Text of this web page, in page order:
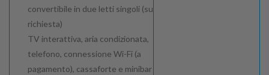
convertibile in due letti singoli (su
richiesta)
TV interattiva, aria condizionata,
telefono, connessione Wi-Fi (a
pagamento), cassaforte e minibar